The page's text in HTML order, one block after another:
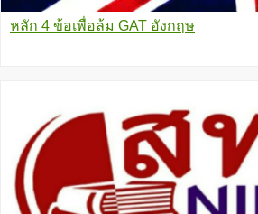
หลัก 4 ข้อเพื่อล้ม GAT อังกฤษ